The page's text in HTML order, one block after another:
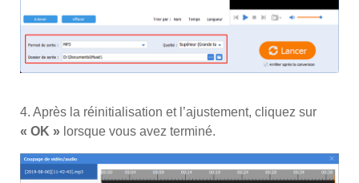
4. Après la réinitialisation et l’ajustement, cliquez sur
« OK » lorsque vous avez terminé.